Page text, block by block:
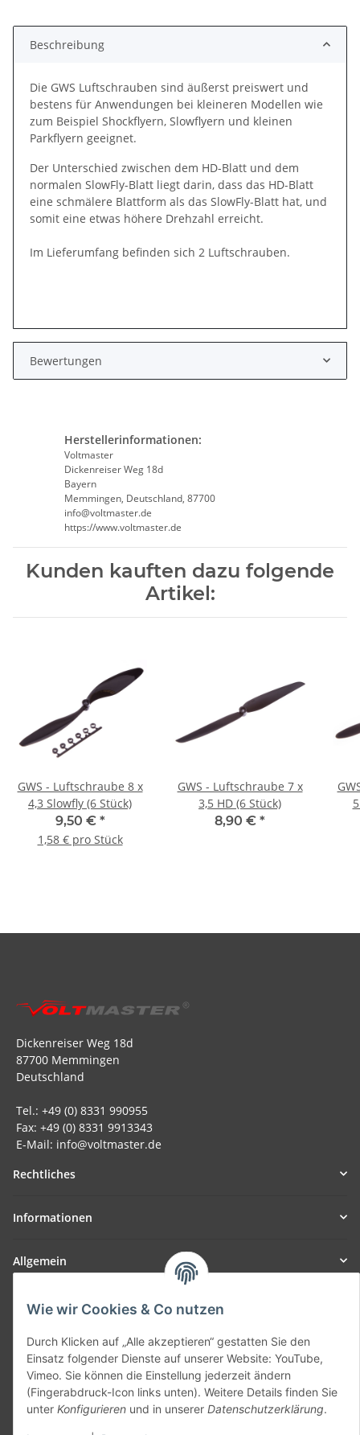
Wie wir Cookies & Co nutzen
Durch Klicken auf „Alle akzeptieren“ gestatten Sie den
Einsatz folgender Dienste auf unserer Website: YouTube,
Vimeo. Sie können die Einstellung jederzeit ändern
(Fingerabdruck-Icon links unten). Weitere Details finden Sie
unter Konfigurieren und in unserer Datenschutzerklärung.
Beschreibung
Die GWS Luftschrauben sind äußerst preiswert und
bestens für Anwendungen bei kleineren Modellen wie
zum Beispiel Shockflyern, Slowflyern und kleinen
Parkflyern geeignet.
Der Unterschied zwischen dem HD-Blatt und dem
normalen SlowFly-Blatt liegt darin, dass das HD-Blatt
eine schmälere Blattform als das SlowFly-Blatt hat, und
somit eine etwas höhere Drehzahl erreicht.
Im Lieferumfang befinden sich 2 Luftschrauben.
Bewertungen
Herstellerinformationen:
Voltmaster
Dickenreiser Weg 18d
Bayern
Memmingen, Deutschland, 87700
info@voltmaster.de
https://www.voltmaster.de
Kunden kauften dazu folgende
Artikel:
GWS - Luftschraube 8 x
4,3 Slowfly (6 Stück)
9,50 € *
1,58 € pro Stück
GWS - Luftschraube 7 x
3,5 HD (6 Stück)
8,90 € *
Dickenreiser Weg 18d
87700 Memmingen
Deutschland
Tel.: +49 (0) 8331 990955
Fax: +49 (0) 8331 9913343
E-Mail: info@voltmaster.de
Rechtliches
Informationen
Allgemein
Teil unseres Netzwerks:
Vertrag widerrufen